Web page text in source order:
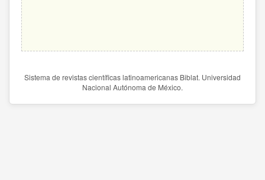
Sistema de revistas científicas latinoamericanas Biblat. Universidad
Nacional Autónoma de México.